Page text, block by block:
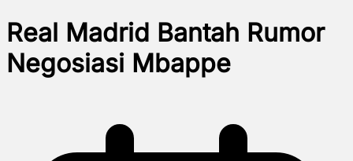
Real Madrid Bantah Rumor
Negosiasi Mbappe